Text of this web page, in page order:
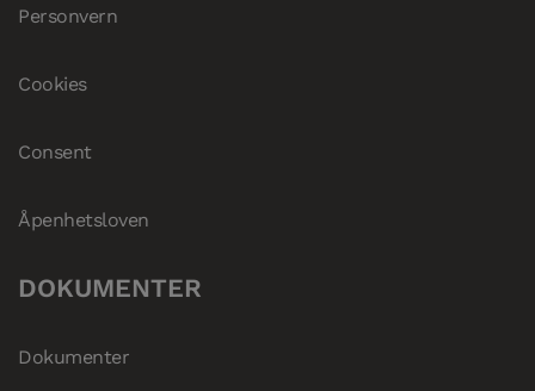
Personvern
Cookies
Consent
Åpenhetsloven
DOKUMENTER
Dokumenter